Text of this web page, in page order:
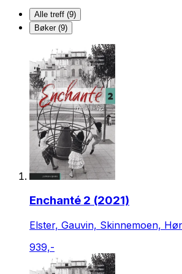
Alle treff (9)
Bøker (9)
Enchanté 2 (2021)
Elster, Gauvin, Skinnemoen,
939,-